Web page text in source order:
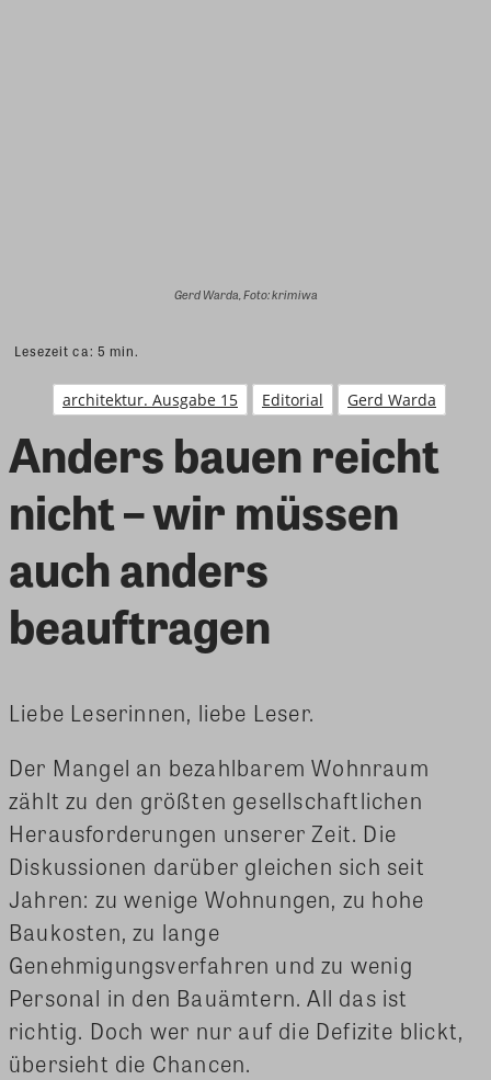
Gerd Warda, Foto: krimiwa
Lesezeit ca: 5 min.
architektur. Ausgabe 15 Editorial Gerd Warda
Anders bauen reicht
nicht – wir müssen
auch anders
beauftragen
Liebe Leserinnen, liebe Leser.
Der Mangel an bezahlbarem Wohnraum
zählt zu den größten gesellschaftlichen
Herausforderungen unserer Zeit. Die
Diskussionen darüber gleichen sich seit
Jahren: zu wenige Wohnungen, zu hohe
Baukosten, zu lange
Genehmigungsverfahren und zu wenig
Personal in den Bauämtern. All das ist
richtig. Doch wer nur auf die Defizite blickt,
übersieht die Chancen.